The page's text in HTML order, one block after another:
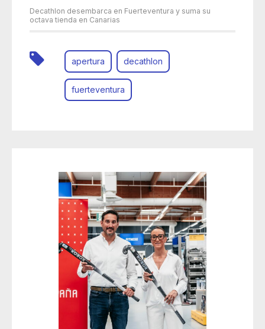
Decathlon desembarca en Fuerteventura y suma su
octava tienda en Canarias
apertura decathlon
fuerteventura